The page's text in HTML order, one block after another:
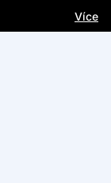
Více